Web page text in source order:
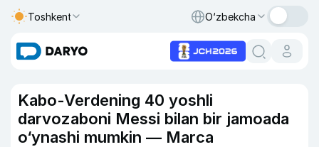
Toshkent O‘zbekcha
Kabo-Verdening 40 yoshli
darvozaboni Messi bilan bir jamoada
o‘ynashi mumkin — Marca